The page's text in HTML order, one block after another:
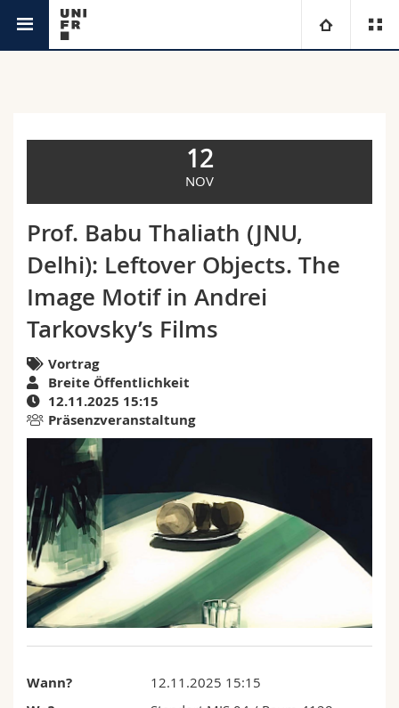
Universität
Weiterbildung
Wirtschafts- und Sozialwissenschaftliche Fak.
Philosophische Fak.
Fak. für Erziehungs- und Bildungswissenschaften
Math.-Nat. und Med. Fak.
Interfakultär
Studierende
Medien
Forschende
Mitarbeitende
Doktorierende
Ressourcen
Personenverzeichnis
Ortsplan
Bibliotheken
Webmail
Vorlesungsverzeichnis
MyUnifr
12
NOV
Prof. Babu Thaliath (JNU,
Delhi): Leftover Objects. The
Image Motif in Andrei
Tarkovsky’s Films
Vortrag
Breite Öffentlichkeit
12.11.2025 15:15
Präsenzveranstaltung
Wann? 12.11.2025 15:15